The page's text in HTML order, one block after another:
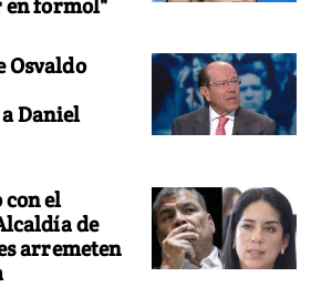
Osvaldo
Daniel
con el
de
arremeten